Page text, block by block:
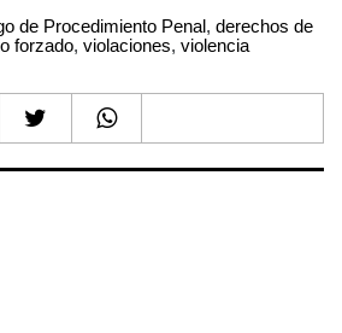
de Procedimiento Penal, derechos de
forzado, violaciones, violencia